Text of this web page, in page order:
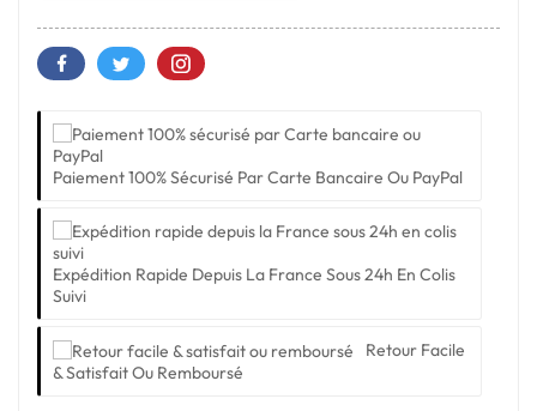
Paiement 100% Sécurisé Par Carte Bancaire Ou PayPal
Expédition Rapide Depuis La France Sous 24h En Colis
Suivi
Retour Facile
& Satisfait Ou Remboursé